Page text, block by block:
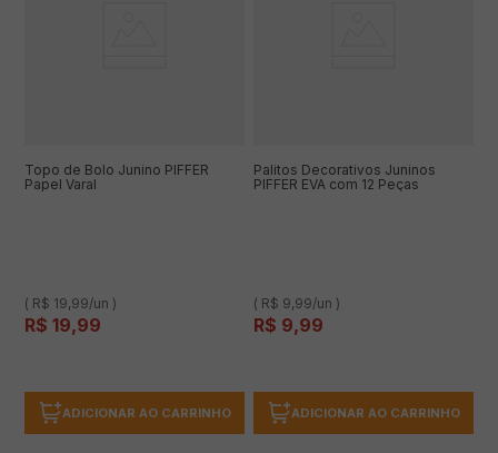
Topo de Bolo Junino PIFFER
Papel Varal
( R$ 19,99/un )
R$ 19,99
ADICIONAR AO CARRINHO
Palitos Decorativos Juninos
PIFFER EVA com 12 Peças
( R$ 9,99/un )
R$ 9,99
ADICIONAR AO CARRINHO